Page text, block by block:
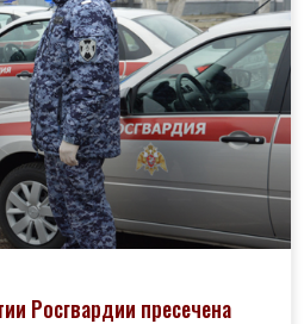
Росгвардии пресечена